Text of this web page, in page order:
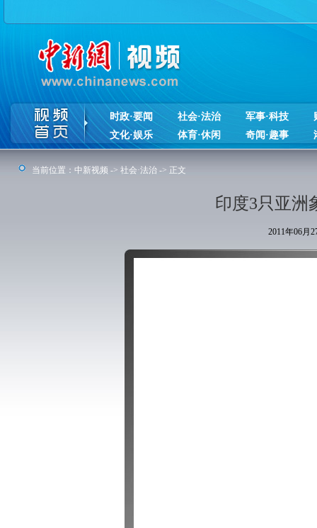
时政·要闻 社会·法治 军事·科技
文化·娱乐
体育·休闲 奇闻·趣事
当前位置： 中新视频 -> 社会·法治 -> 正文
印度3只亚洲
2011年06月